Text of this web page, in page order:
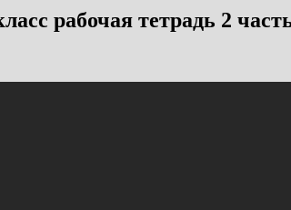
рабочая тетрадь 2